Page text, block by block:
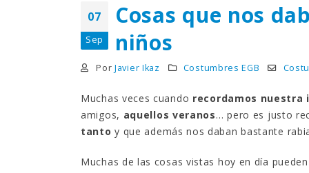
07
Sep
Cosas que nos
niños
PorJavier Ikaz Costumbres EGB
Muchas veces cuando recordamos nuestra
amigos, aquellos veranos… pero es justo
tanto y que además nos daban bastante
Muchas de las cosas vistas hoy en día
15 diciembre, 2022
Prime Video estrena
‘Mañana es hoy’ y
recordamos cosas que se
desaparecieron
2 diciembre, 2022
18
y
17